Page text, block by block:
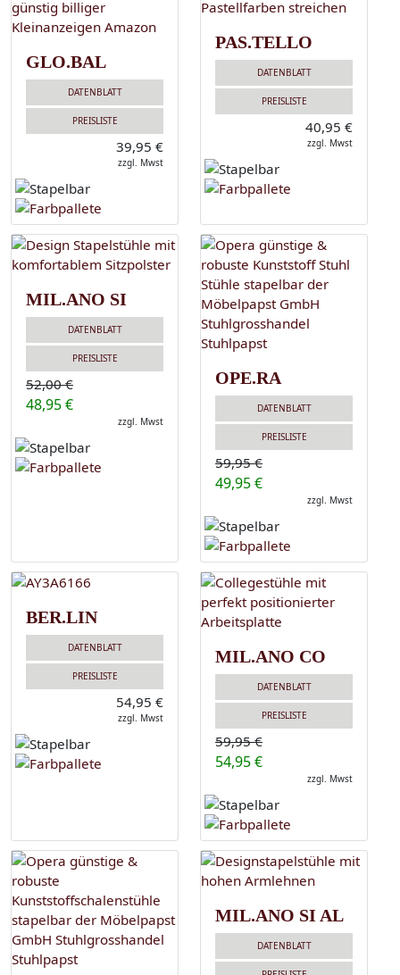
GLO.BAL
DATENBLATT
PREISLISTE
39,95 €
zzgl. Mwst
PAS.TELLO
DATENBLATT
PREISLISTE
40,95 €
zzgl. Mwst
MIL.ANO SI
DATENBLATT
PREISLISTE
52,00 €
48,95 €
zzgl. Mwst
OPE.RA
DATENBLATT
PREISLISTE
59,95 €
49,95 €
zzgl. Mwst
BER.LIN
DATENBLATT
PREISLISTE
54,95 €
zzgl. Mwst
MIL.ANO CO
DATENBLATT
PREISLISTE
59,95 €
54,95 €
zzgl. Mwst
MIL.ANO SI AL
DATENBLATT